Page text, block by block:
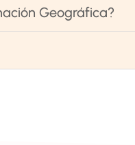
Geográfica?